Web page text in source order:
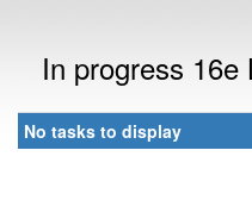
In progress
No tasks to display